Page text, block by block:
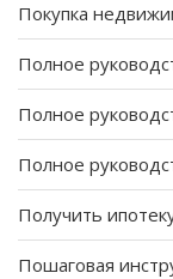
Покупка
Полное
Полное
Полное
Получить
Пошаговая